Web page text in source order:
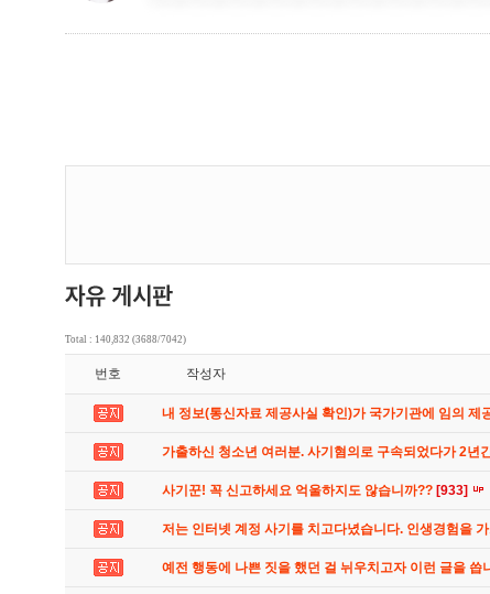
Total : 140,832 (3688/7042)
번호 작성자
내 정보(통신자료 제공사실 확인)가 국가기관에 임의 제
가출하신 청소년 여러분. 사기혐의로 구속되었다가 2년
사기꾼! 꼭 신고하세요 억울하지도 않습니까?? [933]
저는 인터넷 계정 사기를 치고다녔습니다. 인생경험을
예전 행동에 나쁜 짓을 했던 걸 뉘우치고자 이런 글을 씁